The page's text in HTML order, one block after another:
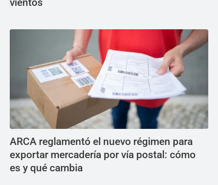
vientos
ARCA reglamentó el nuevo régimen para
exportar mercadería por vía postal: cómo
es y qué cambia